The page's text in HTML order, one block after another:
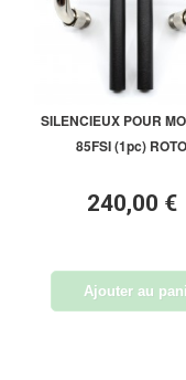
SILENCIEUX POUR
85FSI (1pc) ROTO
240,00 €
Ajouter au